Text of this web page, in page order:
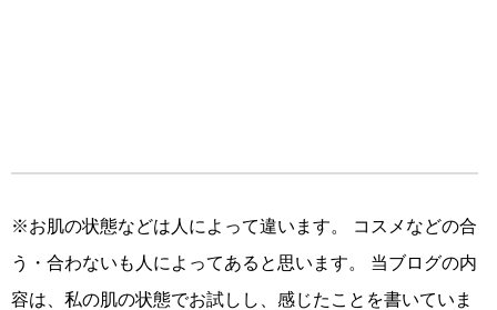
※お肌の状態などは人によって違います。 コスメなどの合
う・合わないも人によってあると思います。 当ブログの内
容は、私の肌の状態でお試しし、感じたことを書いていま